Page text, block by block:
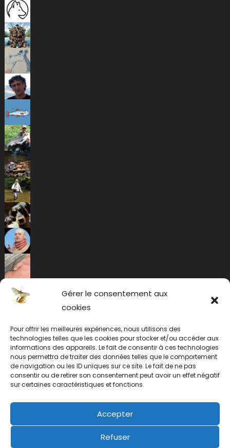
Gérer le consentement aux
cookies
Pour offrir les meilleures expériences, nous utilisons des
technologies telles que les cookies pour stocker et/ou accéder aux
informations des appareils. Le fait de consentir à ces technologies
nous permettra de traiter des données telles que le comportement
de navigation ou les ID uniques sur ce site. Le fait de ne pas
consentir ou de retirer son consentement peut avoir un effet négatif
sur certaines caractéristiques et fonctions.
Accepter
Refuser